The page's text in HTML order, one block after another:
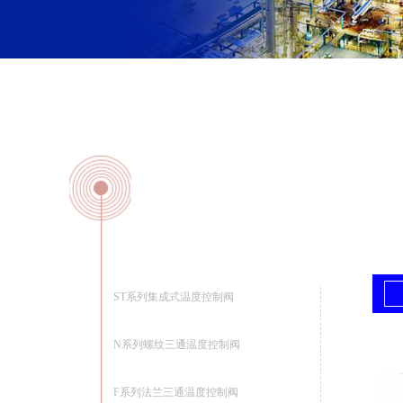
ST系列集成式温度控制阀
N系列螺纹三通温度控制阀
F系列法兰三通温度控制阀